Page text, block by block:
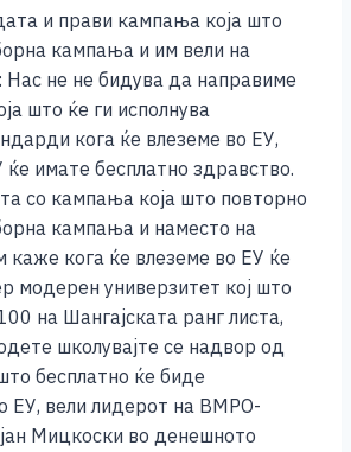
at
s
A
p
p
er ai
l
p
y
n
k
ar
e
и прави кампања која што
кампања и им вели на
Нас не не бидува да направиме
што ќе ги исполнува
кога ќе влеземе во ЕУ,
имате бесплатно здравство.
со кампања која што повторно
кампања и наместо на
каже кога ќе влеземе во ЕУ ќе
модерен универзитет кој што
на Шангајската ранг листа,
школувајте се надвор од
бесплатно ќе биде
ЕУ, вели лидерот на ВМРО-
Мицкоски во денешното